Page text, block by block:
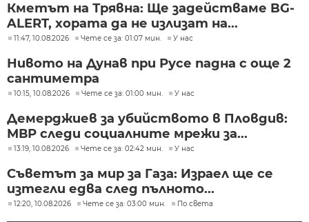
Кметът на Трявна: Ще задействаме BG-
ALERT, хората да не излизат на...
11:47, 10.08.2026 Чете се за: 01:07 мин. У нас
Нивото на Дунав при Русе падна с още 2
сантиметра
10:15, 10.08.2026 Чете се за: 01:00 мин. У нас
Демерджиев за убийството в Пловдив:
МВР следи социалните мрежи за...
13:19, 10.08.2026 Чете се за: 02:42 мин. У нас
Съветът за мир за Газа: Израел ще се
изтегли едва след пълното...
12:20, 10.08.2026 Чете се за: 03:00 мин. По света